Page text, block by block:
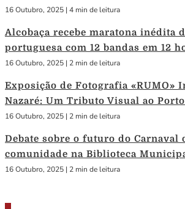
16 Outubro, 2025 | 4 min de leitura
Alcobaça recebe maratona inédita
portuguesa com 12 bandas em 12
16 Outubro, 2025 | 2 min de leitura
Exposição de Fotografia «RUMO»
Nazaré: Um Tributo Visual ao
16 Outubro, 2025 | 2 min de leitura
Debate sobre o futuro do Carnaval
comunidade na Biblioteca
16 Outubro, 2025 | 2 min de leitura